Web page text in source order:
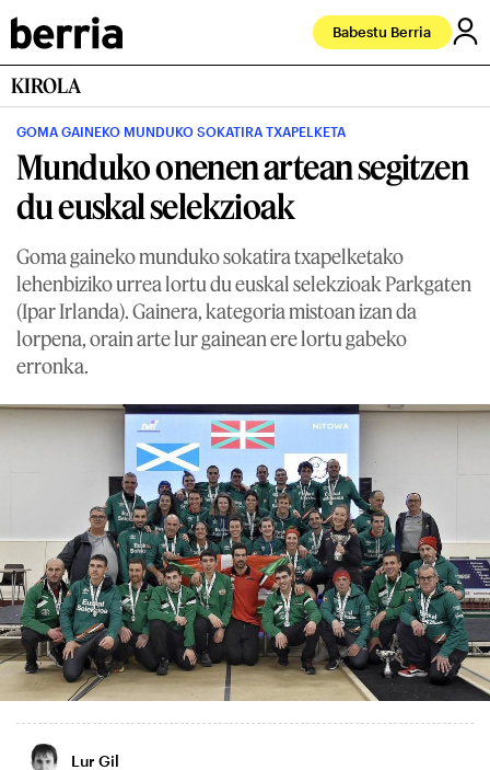
Babestu Berria
KIROLA
GOMA GAINEKO MUNDUKO SOKATIRA TXAPELKETA
Munduko onenen artean segitzen
du euskal selekzioak
Goma gaineko munduko sokatira txapelketako
lehenbiziko urrea lortu du euskal selekzioak Parkgaten
(Ipar Irlanda). Gainera, kategoria mistoan izan da
lorpena, orain arte lur gainean ere lortu gabeko
erronka.
Lur Gil